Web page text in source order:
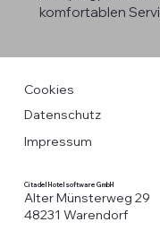
komfortablen
Cookies
Datenschutz
Impressum
Citadel Hotelsoftware GmbH
Alter Münsterweg 29
48231 Warendorf